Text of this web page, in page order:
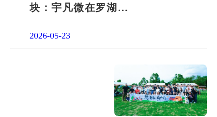
块：宇凡微在罗湖展
答卷
2026-05-23